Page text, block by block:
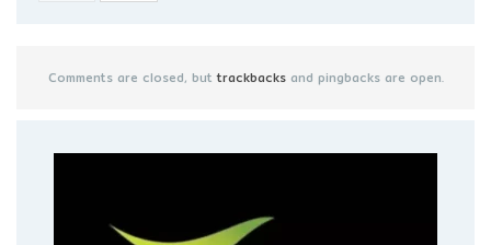
Comments are closed, buttrackbacksand pingbacks are open.